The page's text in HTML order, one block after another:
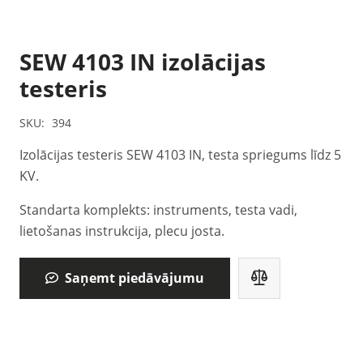
SEW 4103 IN izolācijas
testeris
SKU: 394
Izolācijas testeris SEW 4103 IN, testa spriegums līdz 5
KV.
Standarta komplekts: instruments, testa vadi,
lietošanas instrukcija, plecu josta.
Saņemt piedāvājumu